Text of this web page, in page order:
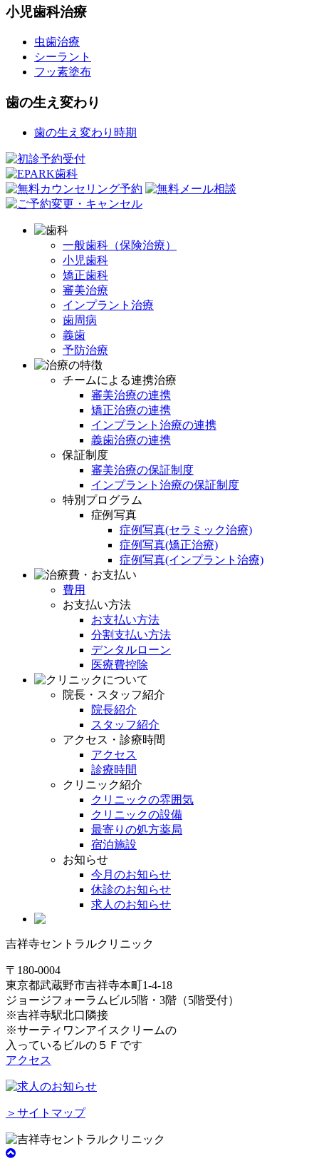
小児歯科治療
虫歯治療
シーラント
フッ素塗布
歯の生え変わり
歯の生え変わり時期
一般歯科（保険治療）
小児歯科
矯正歯科
審美治療
インプラント治療
歯周病
義歯
予防治療
チームによる連携治療
審美治療の連携
矯正治療の連携
インプラント治療の連携
義歯治療の連携
保証制度
審美治療の保証制度
インプラント治療の保証制度
特別プログラム
症例写真
症例写真(セラミック治療)
症例写真(矯正治療)
症例写真(インプラント治療)
費用
お支払い方法
お支払い方法
分割支払い方法
デンタルローン
医療費控除
院長・スタッフ紹介
院長紹介
スタッフ紹介
アクセス・診療時間
アクセス
診療時間
クリニック紹介
クリニックの雰囲気
クリニックの設備
最寄りの処方薬局
宿泊施設
お知らせ
今月のお知らせ
休診のお知らせ
求人のお知らせ
吉祥寺セントラルクリニック
〒180-0004
東京都武蔵野市吉祥寺本町1-4-18
ジョージフォーラムビル5階・3階（5階受付）
※吉祥寺駅北口隣接
※サーティワンアイスクリームの
入っているビルの５Ｆです
アクセス
＞サイトマップ